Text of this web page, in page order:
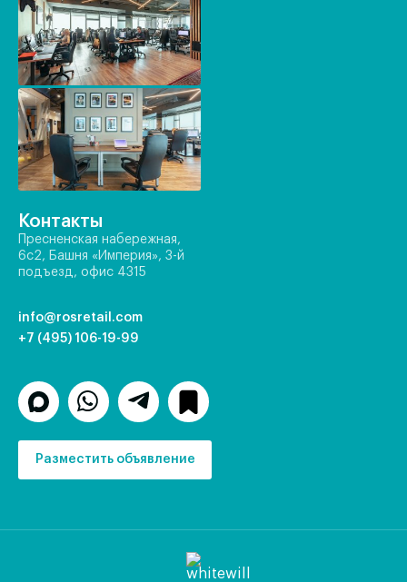
Контакты
Пресненская набережная,
6с2, Башня «Империя», 3-й
подъезд, офис 4315
info@rosretail.com
+7 (495) 106-19-99
Разместить объявление